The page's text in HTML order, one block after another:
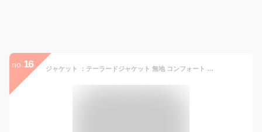
no. 16 ジャケット ：テーラードジャケット 無地 コンフォート ◆out010020 レディース きれいめ 30代 40代 50代 着やせ 大人 上品 エレガント ウエスト細見えデザイン 大きいサイズ アウター 羽織り 高級 ストレッチ 洗える オフィス カジュアル 長袖 十二分袖 春 秋冬 黒